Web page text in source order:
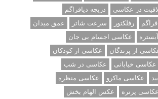
در عکاسی
دریچه دیافراگم
رفلکتور سرعت شاتر
عمق میدان
عکاسی اجسام بی جان
از پرندگان
عکاسی از کودکان
عکاسی خیابانی
عکاسی در شب
عکاسی ماکرو
عکاسی منظره
عکاسی پرتره
عکس الهام بخش